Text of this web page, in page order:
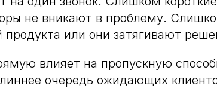
не вникают в проблему.
продукта или они затягивают
влияет на пропускную
очередь ожидающих